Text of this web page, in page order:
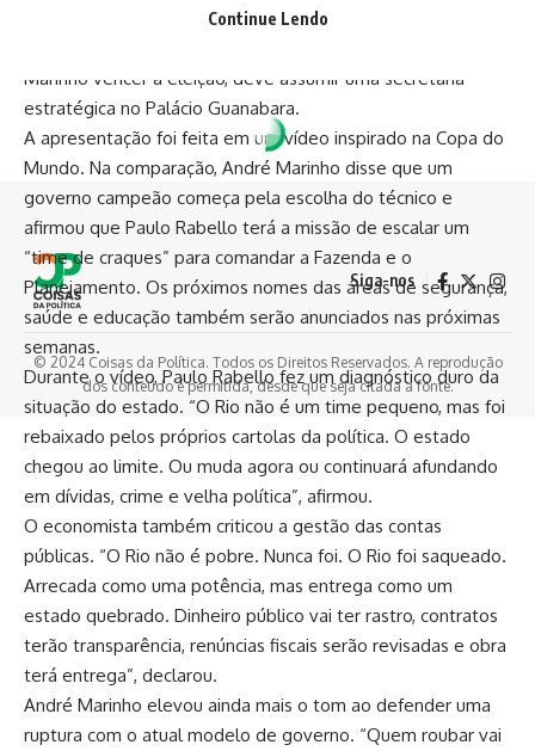
IBGE, o economista Paulo Rabello de Castro será o
Marinho vencer a eleição, deve assumir uma secretaria
estratégica no Palácio Guanabara.
A apresentação foi feita em um vídeo inspirado na Copa do
Mundo. Na comparação, André Marinho disse que um
governo campeão começa pela escolha do técnico e
afirmou que Paulo Rabello terá a missão de escalar um
“time de craques” para comandar a Fazenda e o
Planejamento. Os próximos nomes das áreas de segurança,
saúde e educação também serão anunciados nas próximas
semanas.
Durante o vídeo, Paulo Rabello fez um diagnóstico duro da
situação do estado. “O Rio não é um time pequeno, mas foi
rebaixado pelos próprios cartolas da política. O estado
chegou ao limite. Ou muda agora ou continuará afundando
em dívidas, crime e velha política”, afirmou.
O economista também criticou a gestão das contas
públicas. “O Rio não é pobre. Nunca foi. O Rio foi saqueado.
Arrecada como uma potência, mas entrega como um
estado quebrado. Dinheiro público vai ter rastro, contratos
terão transparência, renúncias fiscais serão revisadas e obra
terá entrega”, declarou.
André Marinho elevou ainda mais o tom ao defender uma
ruptura com o atual modelo de governo. “Quem roubar vai
Continue Lendo
Siga-nos
© 2024 Coisas da Política. Todos os Direitos Reservados. A reprodução
dos conteúdo é permitida, desde que seja citada a fonte.